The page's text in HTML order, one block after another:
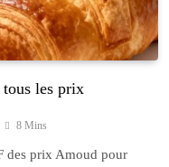
tous les prix
8 Mins
des prix Amoud pour